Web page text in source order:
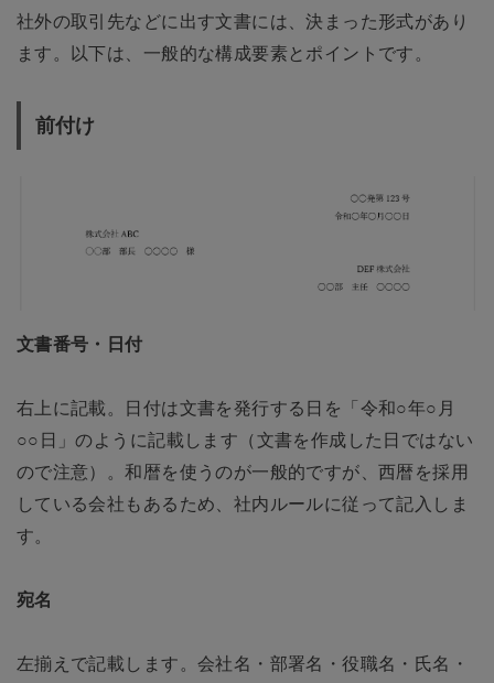
社外の取引先などに出す文書には、決まった形式があり
ます。以下は、一般的な構成要素とポイントです。
前付け
文書番号・日付
右上に記載。日付は文書を発行する日を「令和○年○月
○○日」のように記載します（文書を作成した日ではない
ので注意）。和暦を使うのが一般的ですが、西暦を採用
している会社もあるため、社内ルールに従って記入しま
す。
宛名
左揃えで記載します。会社名・部署名・役職名・氏名・